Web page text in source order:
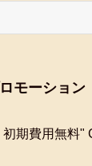
モーション
期費用無料"